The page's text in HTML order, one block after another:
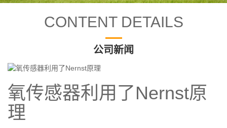
CONTENT DETAILS
公司新闻
氧传感器利用了Nernst原
理